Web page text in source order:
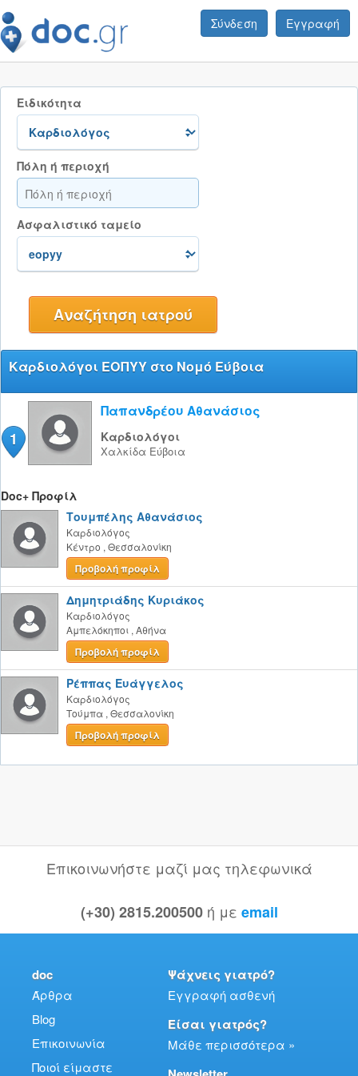
Σύνδεση Εγγραφή
Ειδικότητα
Πόλη ή περιοχή
Ασφαλιστικό ταμείο
Καρδιολόγοι ΕΟΠΥΥ στο Νομό Εύβοια
1
Παπανδρέου Αθανάσιος
Καρδιολόγοι
Χαλκίδα Εύβοια
Doc+ Προφίλ
Τουμπέλης Αθανάσιος
Καρδιολόγος
Κέντρο , Θεσσαλονίκη
Προβολή προφίλ
Δημητριάδης Κυριάκος
Καρδιολόγος
Αμπελόκηποι , Αθήνα
Προβολή προφίλ
Ρέππας Ευάγγελος
Καρδιολόγος
Τούμπα , Θεσσαλονίκη
Προβολή προφίλ
Επικοινωνήστε μαζί μας τηλεφωνικά
(+30) 2815.200500 ή με email
doc
Άρθρα
Blog
Επικοινωνία
Ποιοί είμαστε
Ψάχνεις γιατρό?
Εγγραφή ασθενή
Είσαι γιατρός?
Μάθε περισσότερα »